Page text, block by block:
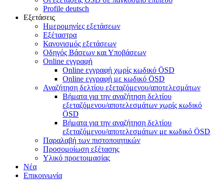
Profile deutsch
Εξετάσεις
Ημερομηνίες εξετάσεων
Εξέταστρα
Κανονισμός εξετάσεων
Οδηγός Βάσεων και Υποβάσεων
Online εγγραφή
Online εγγραφή χωρίς κωδικό ÖSD
Online εγγραφή με κωδικό ÖSD
Αναζήτηση δελτίου εξεταζόμενου/αποτελεσμάτων
Βήματα για την αναζήτηση δελτίου
εξεταζόμενου/αποτελεσμάτων χωρίς κωδικό
ÖSD
Βήματα για την αναζήτηση δελτίου
εξεταζόμενου/αποτελεσμάτων με κωδικό ÖSD
Παραλαβή των πιστοποιητικών
Προσομοίωση εξέτασης
Υλικό προετοιμασίας
Νέα
Επικοινωνία